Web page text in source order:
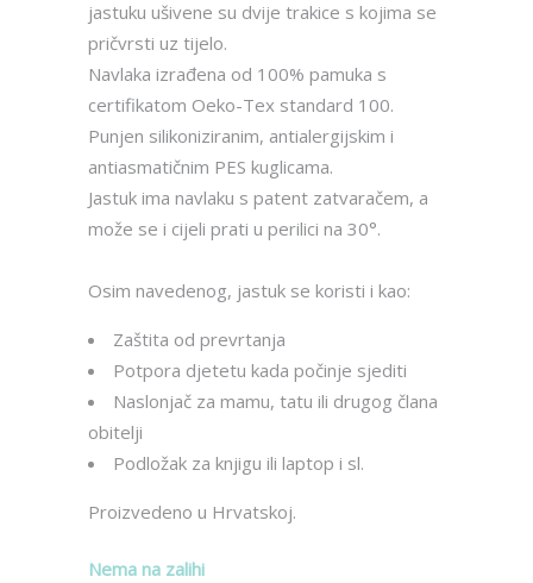
jastuku ušivene su dvije trakice s kojima se
pričvrsti uz tijelo.
Navlaka izrađena od 100% pamuka s
certifikatom Oeko-Tex standard 100.
Punjen silikoniziranim, antialergijskim i
antiasmatičnim PES kuglicama.
Jastuk ima navlaku s patent zatvaračem, a
može se i cijeli prati u perilici na 30°.
Osim navedenog, jastuk se koristi i kao:
Zaštita od prevrtanja
Potpora djetetu kada počinje sjediti
Naslonjač za mamu, tatu ili drugog člana
obitelji
Podložak za knjigu ili laptop i sl.
Proizvedeno u Hrvatskoj.
Nema na zalihi